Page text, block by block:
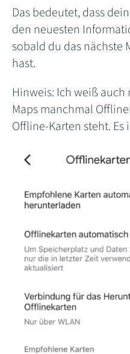
Das bedeutet, dass
den neuesten
sobald du das nächste
hast.
Hinweis: Ich weiß
Maps manchmal
Offline-Karten steht. Es